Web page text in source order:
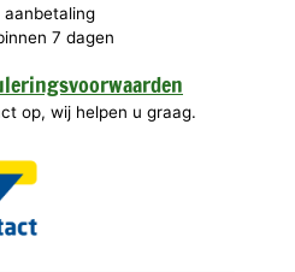
aanbetaling
7 dagen
op, wij helpen u graag.